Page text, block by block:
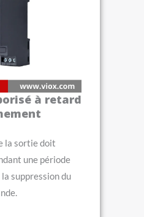
à retard
la sortie doit
une période
suppression du